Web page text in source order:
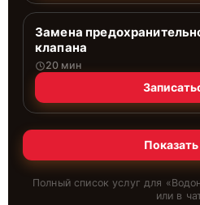
Замена
клапана
20 мин
Показать
Полный список услуг для «
или в